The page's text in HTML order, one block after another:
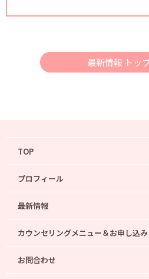
最新情報 トッ
TOP
プロフィール
最新情報
カウンセリングメニュー＆お申し込み
お問合わせ